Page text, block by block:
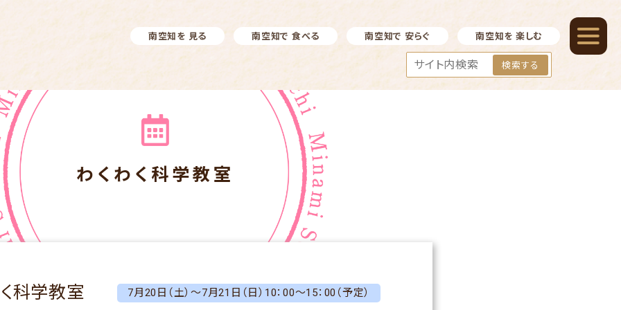
南空知を 見る 南空知で 食べる 南空知で 安らぐ 南空知を 楽しむ
検索する
わくわく科学教室
科学教室 7月20日（土）～7月21日（日）10：00～15：00（予定）